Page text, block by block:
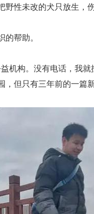
野性未改的犬只放生，
的帮助。
机构。没有电话，我就
，但只有三年前的一篇